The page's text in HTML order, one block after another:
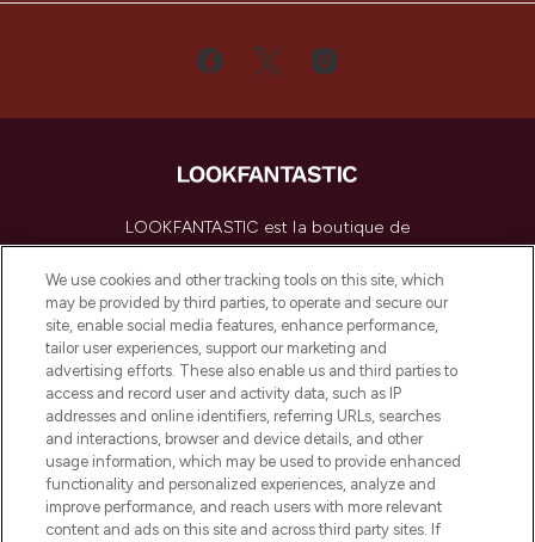
LOOKFANTASTIC est la boutique de
beauté incontournable en Europe,
proposant les meilleurs produits de soins
de la peau, des cheveux et de maquillage
de plus de 200 marques prestigieuses.
Faites vos achats en ligne ou via
l’application, avec la livraison offerte dès
55€ d'achat.
Consentement aux cookies
Do Not Sell or Share My Personal
Information
We use cookies and other tracking tools on this site, which
may be provided by third parties, to operate and secure our
site, enable social media features, enhance performance,
tailor user experiences, support our marketing and
advertising efforts. These also enable us and third parties to
access and record user and activity data, such as IP
addresses and online identifiers, referring URLs, searches
and interactions, browser and device details, and other
usage information, which may be used to provide enhanced
functionality and personalized experiences, analyze and
improve performance, and reach users with more relevant
content and ads on this site and across third party sites. If